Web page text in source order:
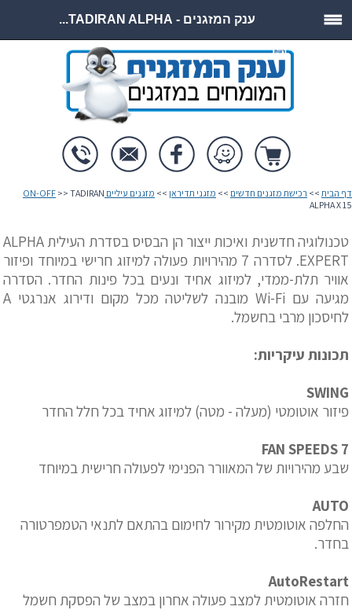
ענק המזגנים - TADIRAN ALPHA...
דף הבית >> רכישת מזגנים חדשים >> מזגני תדיראן >> מזגנים עיליים ON-OFF >> TADIRAN
ALPHA X 15
טכנולוגיה חדשנית ואיכות ייצור הן הבסיס בסדרת העילית ALPHA
EXPERT. לסדרה 7 מהירויות פעולה למיזוג חרישי במיוחד ופיזור
אוויר תלת-ממדי, למיזוג אחיד ונעים בכל פינות החדר. הסדרה
מגיעה עם Wi-Fi מובנה לשליטה מכל מקום ודירוג אנרגטי A
לחיסכון מרבי בחשמל.
תכונות עיקריות:
SWING
פיזור אוטומטי (מעלה - מטה) למיזוג אחיד בכל חלל החדר
7 FAN SPEEDS
שבע מהירויות של המאוורר הפנימי לפעולה חרישית במיוחד
AUTO
החלפה אוטומטית מקירור לחימום בהתאם לתנאי הטמפרטורה
בחדר.
AutoRestart
חזרה אוטומטית למצב פעולה אחרון במצב של הפסקת חשמל